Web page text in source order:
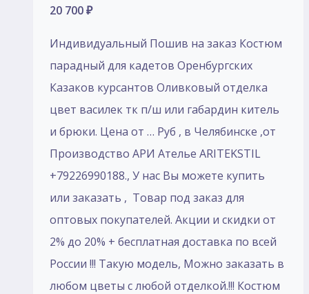
20 700₽
Индивидуальный Пошив на заказ Костюм
парадный для кадетов Оренбургских
Казаков курсантов Оливковый отделка
цвет василек тк п/ш или габардин китель
и брюки. Цена от … Руб , в Челябинске ,от
Производство АРИ Ателье ARITEKSTIL
+79226990188., У нас Вы можете купить
или заказать , Товар под заказ для
оптовых покупателей. Акции и скидки от
2% до 20% + бесплатная доставка по всей
России !!! Такую модель, Mожно заказать в
любом цветы с любой отделкой.!!! Костюм